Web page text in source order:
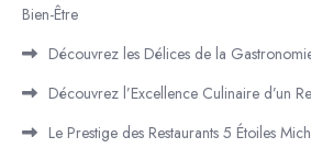
Bien-Être
Découvrez les Délices de la
Découvrez l’Excellence Culinaire d’un
Le Prestige des Restaurants 5 Étoiles